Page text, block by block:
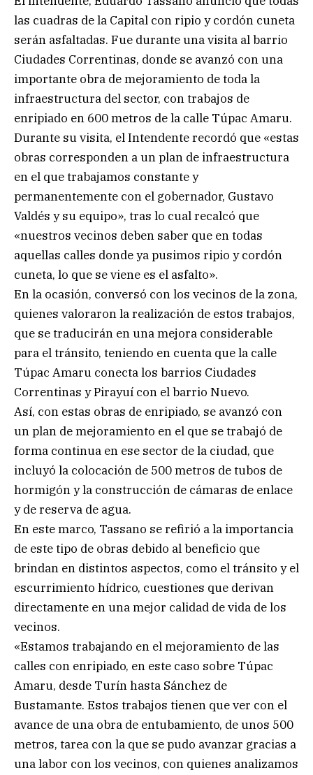
las cuadras de la Capital con ripio y cordón cuneta
serán asfaltadas. Fue durante una visita al barrio
Ciudades Correntinas, donde se avanzó con una
importante obra de mejoramiento de toda la
infraestructura del sector, con trabajos de
enripiado en 600 metros de la calle Túpac Amaru.
Durante su visita, el Intendente recordó que «estas
obras corresponden a un plan de infraestructura
en el que trabajamos constante y
permanentemente con el gobernador, Gustavo
Valdés y su equipo», tras lo cual recalcó que
«nuestros vecinos deben saber que en todas
aquellas calles donde ya pusimos ripio y cordón
cuneta, lo que se viene es el asfalto».
En la ocasión, conversó con los vecinos de la zona,
quienes valoraron la realización de estos trabajos,
que se traducirán en una mejora considerable
para el tránsito, teniendo en cuenta que la calle
Túpac Amaru conecta los barrios Ciudades
Correntinas y Pirayuí con el barrio Nuevo.
Así, con estas obras de enripiado, se avanzó con
un plan de mejoramiento en el que se trabajó de
forma continua en ese sector de la ciudad, que
incluyó la colocación de 500 metros de tubos de
hormigón y la construcción de cámaras de enlace
y de reserva de agua.
En este marco, Tassano se refirió a la importancia
de este tipo de obras debido al beneficio que
brindan en distintos aspectos, como el tránsito y el
escurrimiento hídrico, cuestiones que derivan
directamente en una mejor calidad de vida de los
vecinos.
«Estamos trabajando en el mejoramiento de las
calles con enripiado, en este caso sobre Túpac
Amaru, desde Turín hasta Sánchez de
Bustamante. Estos trabajos tienen que ver con el
avance de una obra de entubamiento, de unos 500
metros, tarea con la que se pudo avanzar gracias a
una labor con los vecinos, con quienes analizamos